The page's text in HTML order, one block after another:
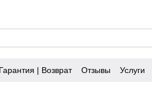
Гарантия | Возврат Отзывы Услуги